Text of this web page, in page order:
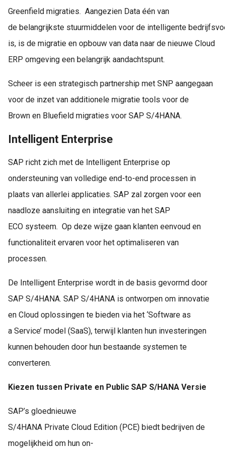
Greenfield migraties. Aangezien Data één van
de belangrijkste stuurmiddelen voor de intelligente
is, is de migratie en opbouw van data naar de nieuwe Cloud
ERP omgeving een belangrijk aandachtspunt.
Scheer is een strategisch partnership met SNP aangegaan
voor de inzet van additionele migratie tools voor de
Brown en Bluefield migraties voor SAP S/4HANA.
Intelligent Enterprise
SAP richt zich met de Intelligent Enterprise op
ondersteuning van volledige end-to-end processen in
plaats van allerlei applicaties. SAP zal zorgen voor een
naadloze aansluiting en integratie van het SAP
ECO systeem. Op deze wijze gaan klanten eenvoud en
functionaliteit ervaren voor het optimaliseren van
processen.
De Intelligent Enterprise wordt in de basis gevormd door
SAP S/4HANA. SAP S/4HANA is ontworpen om innovatie
en Cloud oplossingen te bieden via het ‘Software as
a Service’ model (SaaS), terwijl klanten hun investeringen
kunnen behouden door hun bestaande systemen te
converteren.
Kiezen tussen Private en Public SAP S/HANA Versie
SAP’s gloednieuwe
S/4HANA Private Cloud Edition (PCE) biedt bedrijven de
mogelijkheid om hun on-